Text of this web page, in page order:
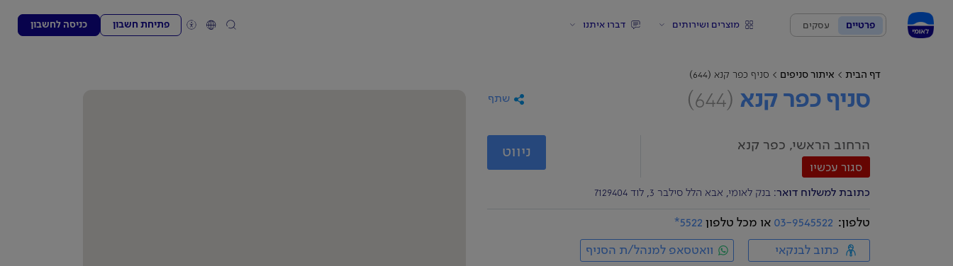
פרטיים עסקים מוצרים ושירותים דברו איתנו פתיחת חשבון כניסה לחשבון
דף הבית איתור סניפים סניף כפר קנא (644)
סניף כפר קנא (644) שתף
הרחוב הראשי, כפר קנא
סגור עכשיו
ניווט
כתובת למשלוח דואר: בנק לאומי, אבא הלל סילבר 3, לוד 7129404
טלפון: 03-9545522 או מכל טלפון 5522*
כתוב לבנקאי וואטסאפ למנהל/ת הסניף